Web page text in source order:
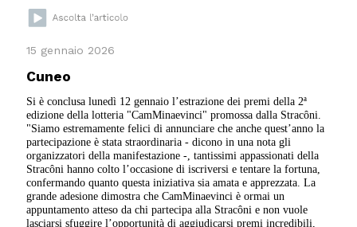
15 gennaio 2026
Cuneo
Si è conclusa lunedì 12 gennaio l’estrazione dei premi della 2ª
edizione della lotteria "CamMinaevinci" promossa dalla Stracôni.
"Siamo estremamente felici di annunciare che anche quest’anno la
partecipazione è stata straordinaria - dicono in una nota gli
organizzatori della manifestazione -, tantissimi appassionati della
Stracôni hanno colto l’occasione di iscriversi e tentare la fortuna,
confermando quanto questa iniziativa sia amata e apprezzata. La
grande adesione dimostra che CamMinaevinci è ormai un
appuntamento atteso da chi partecipa alla Stracôni e non vuole
lasciarsi sfuggire l’opportunità di aggiudicarsi premi incredibili,